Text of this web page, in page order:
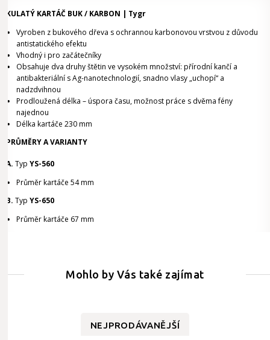
KULATÝ KARTÁČ BUK / KARBON | Tygr
Vyroben z bukového dřeva s ochrannou karbonovou vrstvou z důvodu
antistatického efektu
Vhodný i pro začátečníky
Obsahuje dva druhy štětin ve vysokém množství: přírodní kančí a
antibakteriální s Ag-nanotechnologií, snadno vlasy „uchopí“ a
nadzdvihnou
Prodloužená délka – úspora času, možnost práce s dvěma fény
najednou
Délka kartáče 230 mm
PRŮMĚRY A VARIANTY
A. Typ YS-560
Průměr kartáče 54 mm
B. Typ YS-650
Průměr kartáče 67 mm
Mohlo by Vás také zajímat
NEJPRODÁVANĚJŠÍ